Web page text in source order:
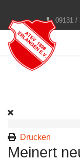
09131 /
Drucken
Meinert